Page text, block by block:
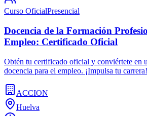
Curso OficialPresencial
Docencia de la Formación
Empleo: Certificado Oficial
Obtén tu certificado oficial y conviértete en
docencia para el empleo. ¡Impulsa tu carrera!
ACCION
Huelva